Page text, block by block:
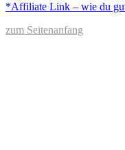
*Affiliate Link – wie du
zum Seitenanfang